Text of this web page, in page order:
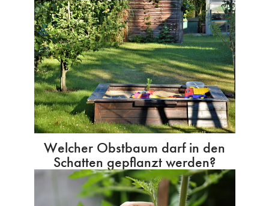
Welcher Obstbaum darf in den
Schatten gepflanzt werden?